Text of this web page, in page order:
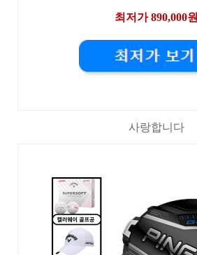
최저가 890,000원
사랑합니다